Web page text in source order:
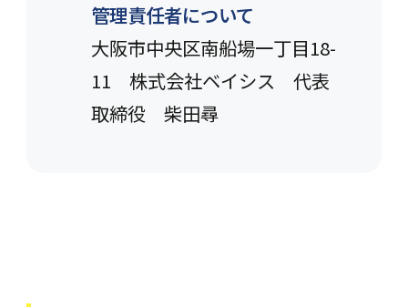
管理責任者について
大阪市中央区南船場一丁目18-
11 株式会社ベイシス 代表
取締役 柴田尋